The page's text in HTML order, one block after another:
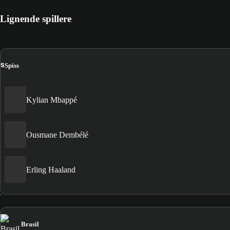
Lignende spillere
SSpiss
Kylian Mbappé
Ousmane Dembélé
Erling Haaland
Brasil